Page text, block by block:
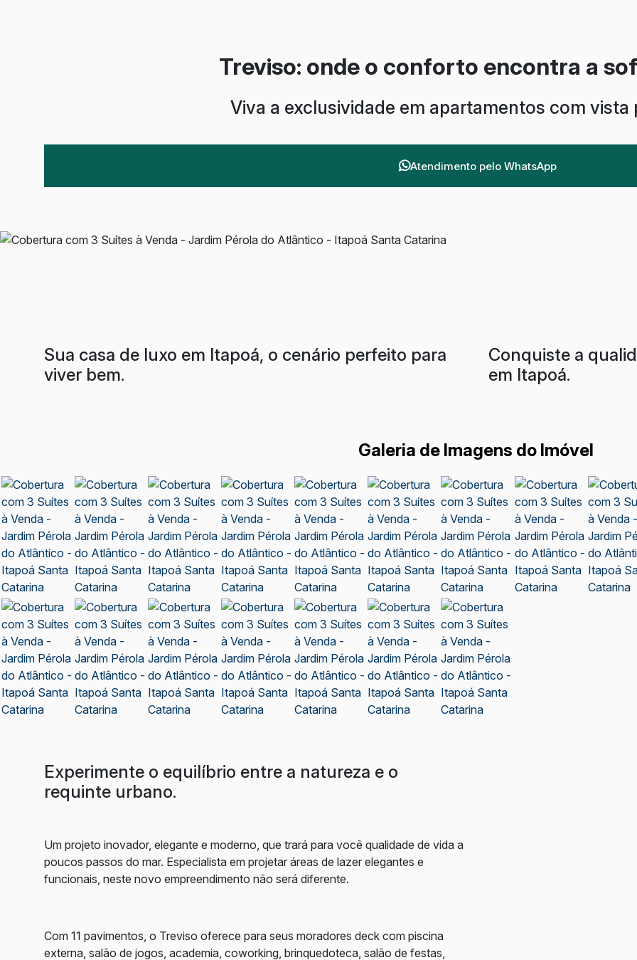
Treviso: onde o conforto encontra a
Viva a exclusividade em apartamentos com vista
Atendimento pelo WhatsApp
Sua casa de luxo em Itapoá, o cenário perfeito para
viver bem.
Conquiste a
em Itapoá.
Galeria de Imagens do Imóvel
Experimente o equilíbrio entre a natureza e o
requinte urbano.
Um projeto inovador, elegante e moderno, que trará para você qualidade de vida a
poucos passos do mar. Especialista em projetar áreas de lazer elegantes e
funcionais, neste novo empreendimento não será diferente.
Com 11 pavimentos, o Treviso oferece para seus moradores deck com piscina
externa, salão de jogos, academia, coworking, brinquedoteca, salão de festas,